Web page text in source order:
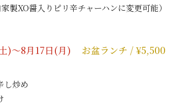
製XO醤入りピリ辛チャーハンに変更可能）
)～8月17日(月) お盆ランチ / ¥5,500
し炒め